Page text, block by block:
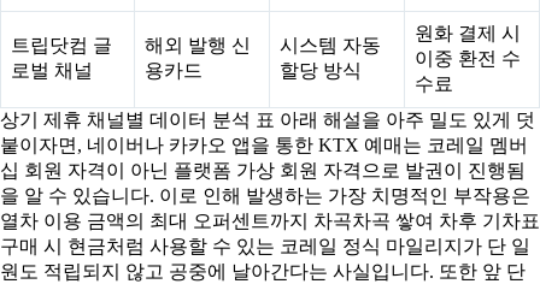
트립닷컴 글
로벌 채널
해외 발행 신
용카드
시스템 자동
할당 방식
원화 결제 시
이중 환전 수
수료
상기 제휴 채널별 데이터 분석 표 아래 해설을 아주 밀도 있게 덧
붙이자면, 네이버나 카카오 앱을 통한 KTX 예매는 코레일 멤버
십 회원 자격이 아닌 플랫폼 가상 회원 자격으로 발권이 진행됨
을 알 수 있습니다. 이로 인해 발생하는 가장 치명적인 부작용은
열차 이용 금액의 최대 오퍼센트까지 차곡차곡 쌓여 차후 기차표
구매 시 현금처럼 사용할 수 있는 코레일 정식 마일리지가 단 일
원도 적립되지 않고 공중에 날아간다는 사실입니다. 또한 앞 단